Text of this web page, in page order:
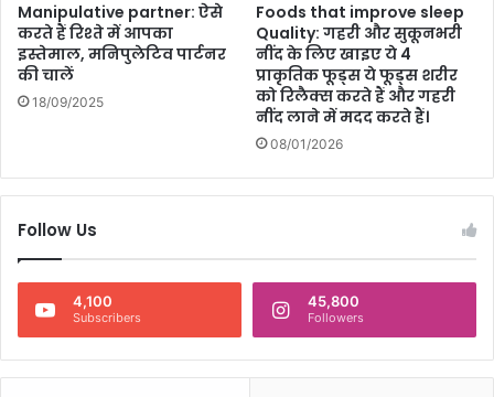
Manipulative partner: ऐसे
करते हैं रिश्ते में आपका
इस्तेमाल, मनिपुलेटिव पार्टनर
की चालें
18/09/2025
Foods that improve sleep
Quality: गहरी और सुकूनभरी
नींद के लिए खाइए ये 4
प्राकृतिक फूड्स ये फूड्स शरीर
को रिलैक्स करते हैं और गहरी
नींद लाने में मदद करते हैं।
08/01/2026
Follow Us
4,100
Subscribers
45,800
Followers